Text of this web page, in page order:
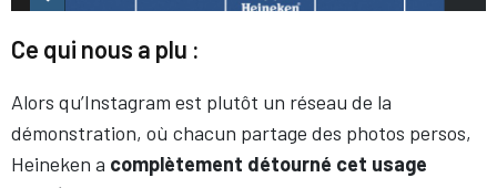
Ce qui nous a plu :
Alors qu’Instagram est plutôt un réseau de la
démonstration, où chacun partage des photos persos,
Heineken a complètement détourné cet usage